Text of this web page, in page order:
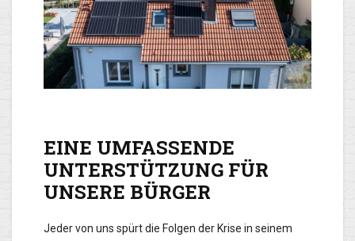
EINE UMFASSENDE
UNTERSTÜTZUNG FÜR
UNSERE BÜRGER
Jeder von uns spürt die Folgen der Krise in seinem